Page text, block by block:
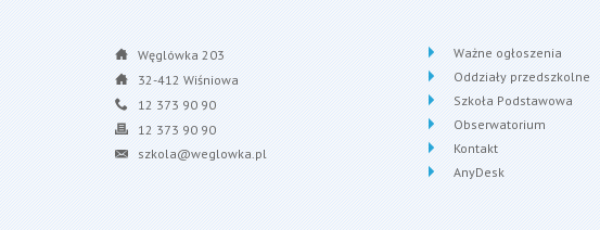
Węglówka 203
32-412 Wiśniowa
12 373 90 90
12 373 90 90
szkola@weglowka.pl
Ważne ogłoszenia
Oddziały przedszkolne
Szkoła Podstawowa
Obserwatorium
Kontakt
AnyDesk